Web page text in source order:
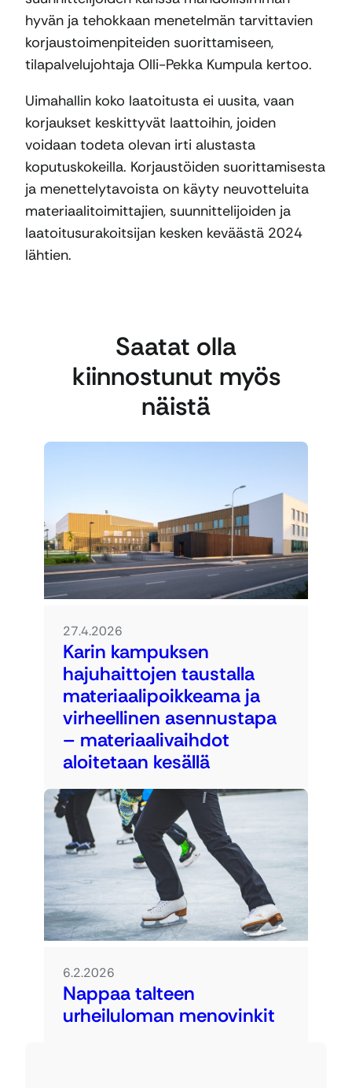
hyvän ja tehokkaan menetelmän tarvittavien
korjaustoimenpiteiden suorittamiseen,
tilapalvelujohtaja Olli-Pekka Kumpula kertoo.
Uimahallin koko laatoitusta ei uusita, vaan
korjaukset keskittyvät laattoihin, joiden
voidaan todeta olevan irti alustasta
koputuskokeilla. Korjaustöiden suorittamisesta
ja menettelytavoista on käyty neuvotteluita
materiaalitoimittajien, suunnittelijoiden ja
laatoitusurakoitsijan kesken keväästä 2024
lähtien.
Saatat olla
kiinnostunut myös
näistä
27.4.2026
Karin kampuksen
hajuhaittojen taustalla
materiaalipoikkeama ja
virheellinen asennustapa
– materiaalivaihdot
aloitetaan kesällä
6.2.2026
Nappaa talteen
urheiluloman menovinkit